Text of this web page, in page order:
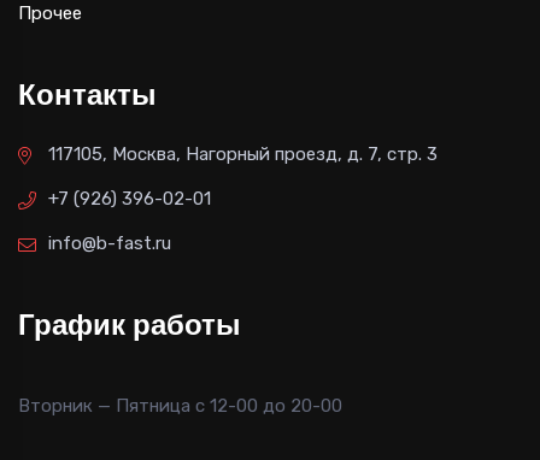
Прочее
Контакты
117105, Москва, Нагорный проезд, д. 7, стр. 3
+7 (926) 396-02-01
info@b-fast.ru
График работы
Вторник — Пятница с 12-00 до 20-00